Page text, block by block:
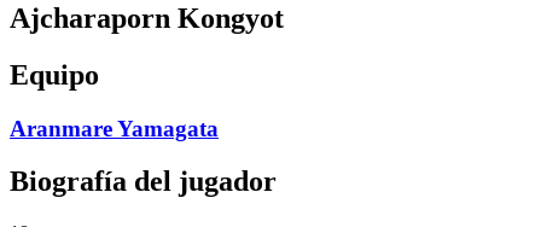
Ajcharaporn Kongyot
Equipo
Aranmare Yamagata
Biografía del jugador